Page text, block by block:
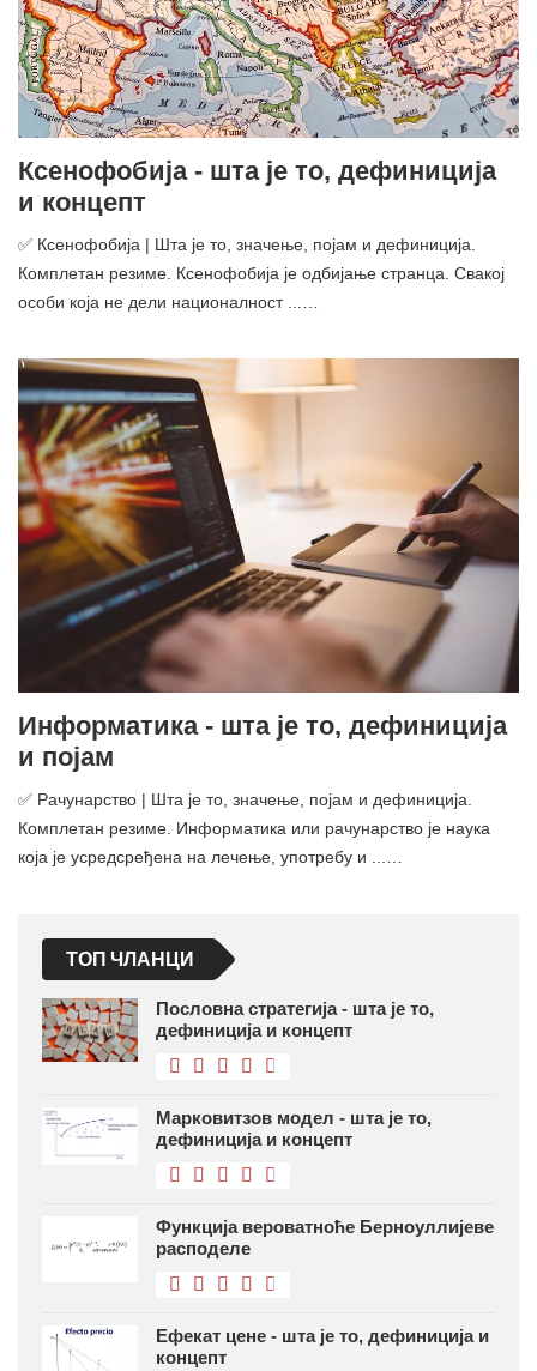
Ксенофобија - шта је то, дефиниција
и концепт
✅ Ксенофобија | Шта је то, значење, појам и дефиниција.
Комплетан резиме. Ксенофобија је одбијање странца. Свакој
особи која не дели националност ...…
Информатика - шта је то, дефиниција
и појам
✅ Рачунарство | Шта је то, значење, појам и дефиниција.
Комплетан резиме. Информатика или рачунарство је наука
која је усредсређена на лечење, употребу и ...…
ТОП ЧЛАНЦИ
Пословна стратегија - шта је то,
дефиниција и концепт
Марковитзов модел - шта је то,
дефиниција и концепт
Функција вероватноће Берноуллијеве
расподеле
Ефекат цене - шта је то, дефиниција и
концепт